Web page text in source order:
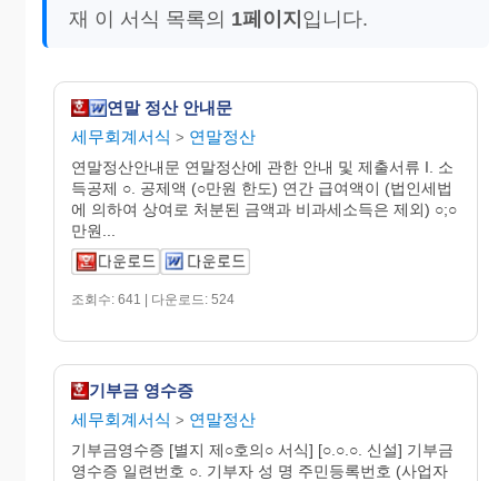
재 이 서식 목록의 1페이지 입니다.
연말 정산 안내문
세무회계서식 > 연말정산
연말정산안내문 연말정산에 관한 안내 및 제출서류 I. 소
득공제 ○. 공제액 (○만원 한도) 연간 급여액이 (법인세법
에 의하여 상여로 처분된 금액과 비과세소득은 제외) ○;○
만원...
조회수: 641 | 다운로드: 524
기부금 영수증
세무회계서식 > 연말정산
기부금영수증 [별지 제○호의○ 서식] [○.○.○. 신설] 기부금
영수증 일련번호 ○. 기부자 성 명 주민등록번호 (사업자